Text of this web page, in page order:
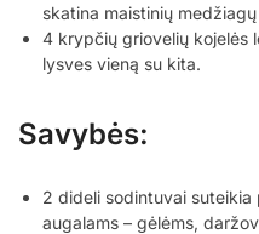
skatina maistinių
4 krypčių griovelių kojelės
lysves vieną su kita.
Savybės:
2 dideli sodintuvai
augalams – gėlėms,